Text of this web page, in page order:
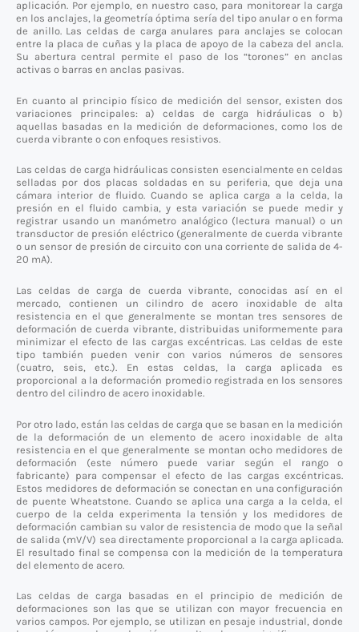
aplicación. Por ejemplo, en nuestro caso, para monitorear la carga
en los anclajes, la geometría óptima sería del tipo anular o en forma
de anillo. Las celdas de carga anulares para anclajes se colocan
entre la placa de cuñas y la placa de apoyo de la cabeza del ancla.
Su abertura central permite el paso de los “torones” en anclas
activas o barras en anclas pasivas.
En cuanto al principio físico de medición del sensor, existen dos
variaciones principales: a) celdas de carga hidráulicas o b)
aquellas basadas en la medición de deformaciones, como los de
cuerda vibrante o con enfoques resistivos.
Las celdas de carga hidráulicas consisten esencialmente en celdas
selladas por dos placas soldadas en su periferia, que deja una
cámara interior de fluido. Cuando se aplica carga a la celda, la
presión en el fluido cambia, y esta variación se puede medir y
registrar usando un manómetro analógico (lectura manual) o un
transductor de presión eléctrico (generalmente de cuerda vibrante
o un sensor de presión de circuito con una corriente de salida de 4-
20 mA).
Las celdas de carga de cuerda vibrante, conocidas así en el
mercado, contienen un cilindro de acero inoxidable de alta
resistencia en el que generalmente se montan tres sensores de
deformación de cuerda vibrante, distribuidas uniformemente para
minimizar el efecto de las cargas excéntricas. Las celdas de este
tipo también pueden venir con varios números de sensores
(cuatro, seis, etc.). En estas celdas, la carga aplicada es
proporcional a la deformación promedio registrada en los sensores
dentro del cilindro de acero inoxidable.
Por otro lado, están las celdas de carga que se basan en la medición
de la deformación de un elemento de acero inoxidable de alta
resistencia en el que generalmente se montan ocho medidores de
deformación (este número puede variar según el rango o
fabricante) para compensar el efecto de las cargas excéntricas.
Estos medidores de deformación se conectan en una configuración
de puente Wheatstone. Cuando se aplica una carga a la celda, el
cuerpo de la celda experimenta la tensión y los medidores de
deformación cambian su valor de resistencia de modo que la señal
de salida (mV/V) sea directamente proporcional a la carga aplicada.
El resultado final se compensa con la medición de la temperatura
del elemento de acero.
Las celdas de carga basadas en el principio de medición de
deformaciones son las que se utilizan con mayor frecuencia en
varios campos. Por ejemplo, se utilizan en pesaje industrial, donde